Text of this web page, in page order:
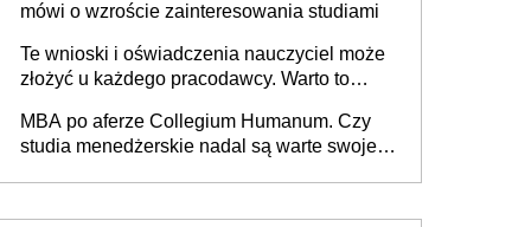
mówi o wzroście zainteresowania studiami
Te wnioski i oświadczenia nauczyciel może
złożyć u każdego pracodawcy. Warto to
szkolnego 2026/2027
MBA po aferze Collegium Humanum. Czy
studia menedżerskie nadal są warte swojej